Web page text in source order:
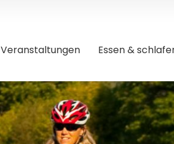
Veranstaltungen Essen &